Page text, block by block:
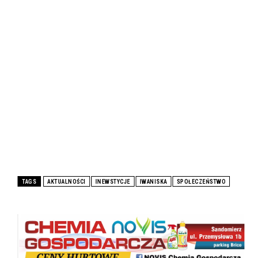
TAGS AKTUALNOŚCI INEWSTYCJE IWANISKA SPOŁECZEŃSTWO